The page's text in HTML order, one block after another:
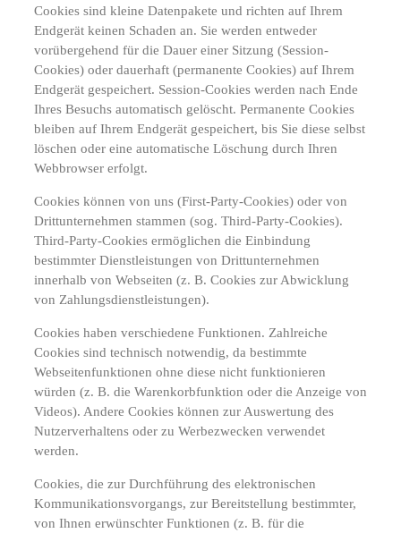
Cookies sind kleine Datenpakete und richten auf Ihrem
Endgerät keinen Schaden an. Sie werden entweder
vorübergehend für die Dauer einer Sitzung (Session-
Cookies) oder dauerhaft (permanente Cookies) auf Ihrem
Endgerät gespeichert. Session-Cookies werden nach Ende
Ihres Besuchs automatisch gelöscht. Permanente Cookies
bleiben auf Ihrem Endgerät gespeichert, bis Sie diese selbst
löschen oder eine automatische Löschung durch Ihren
Webbrowser erfolgt.
Cookies können von uns (First-Party-Cookies) oder von
Drittunternehmen stammen (sog. Third-Party-Cookies).
Third-Party-Cookies ermöglichen die Einbindung
bestimmter Dienstleistungen von Drittunternehmen
innerhalb von Webseiten (z. B. Cookies zur Abwicklung
von Zahlungsdienstleistungen).
Cookies haben verschiedene Funktionen. Zahlreiche
Cookies sind technisch notwendig, da bestimmte
Webseitenfunktionen ohne diese nicht funktionieren
würden (z. B. die Warenkorbfunktion oder die Anzeige von
Videos). Andere Cookies können zur Auswertung des
Nutzerverhaltens oder zu Werbezwecken verwendet
werden.
Cookies, die zur Durchführung des elektronischen
Kommunikationsvorgangs, zur Bereitstellung bestimmter,
von Ihnen erwünschter Funktionen (z. B. für die